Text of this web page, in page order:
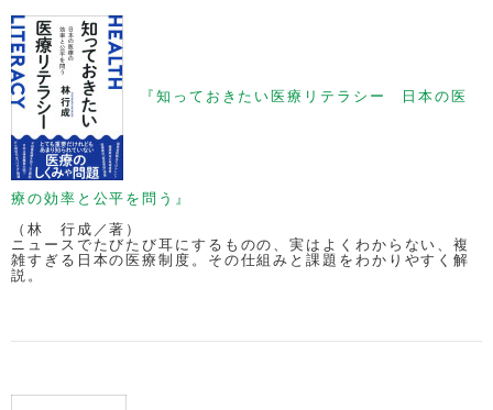
『知っておきたい医療リテラシー 日本の医
療の効率と公平を問う』
（林 行成／著）
ニュースでたびたび耳にするものの、実はよくわからない、複
雑すぎる日本の医療制度。その仕組みと課題をわかりやすく解
説。